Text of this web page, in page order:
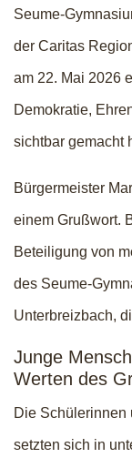
Seume-
der Caritas
am 22. Mai 2026
Demokratie,
sichtbar gemacht
Bürgermeister
einem Grußwort.
Beteiligung von
des Seume-
Unterbreizbach,
Junge
Werten des
Die Schülerinnen
setzten sich in